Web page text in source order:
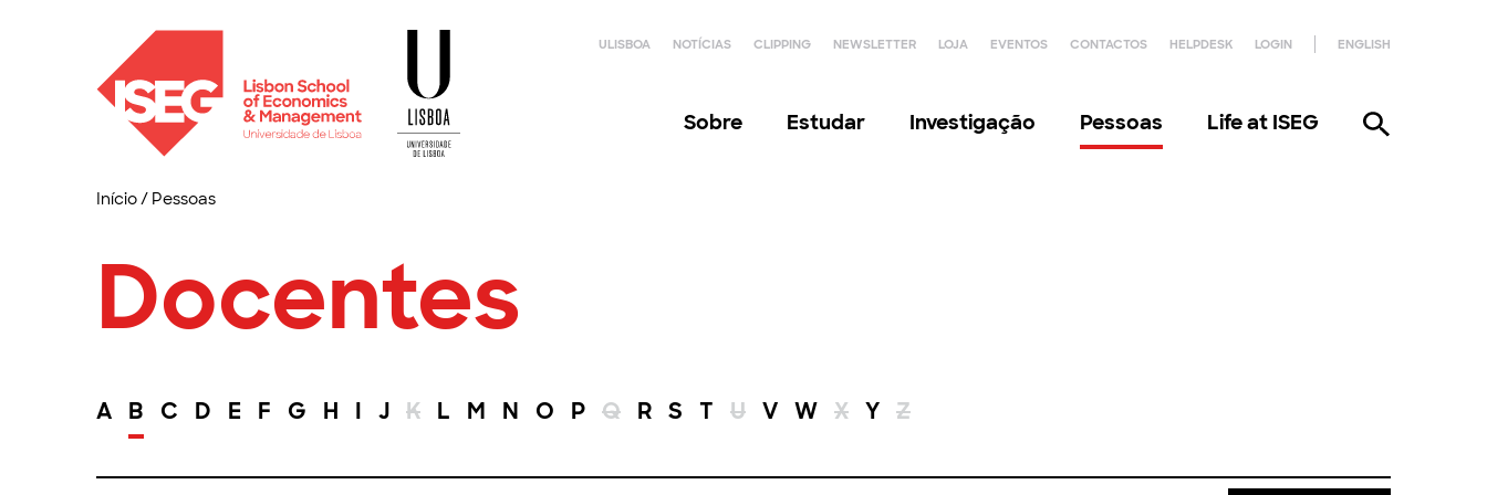
ULISBOA NOTÍCIAS CLIPPING NEWSLETTER LOJA EVENTOS CONTACTOS HELPDESK LOGIN ENGLISH
Sobre Estudar Investigação Pessoas Life at ISEG
Início/ Pessoas
Docentes
A B C D E F G H I J K L M N O P Q R S T U V W X Y Z